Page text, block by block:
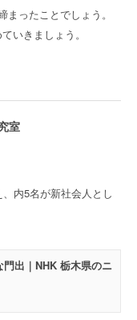
ったことでしょう。
いきましょう。
室
内5名が新社会人とし
出｜NHK 栃木県のニ